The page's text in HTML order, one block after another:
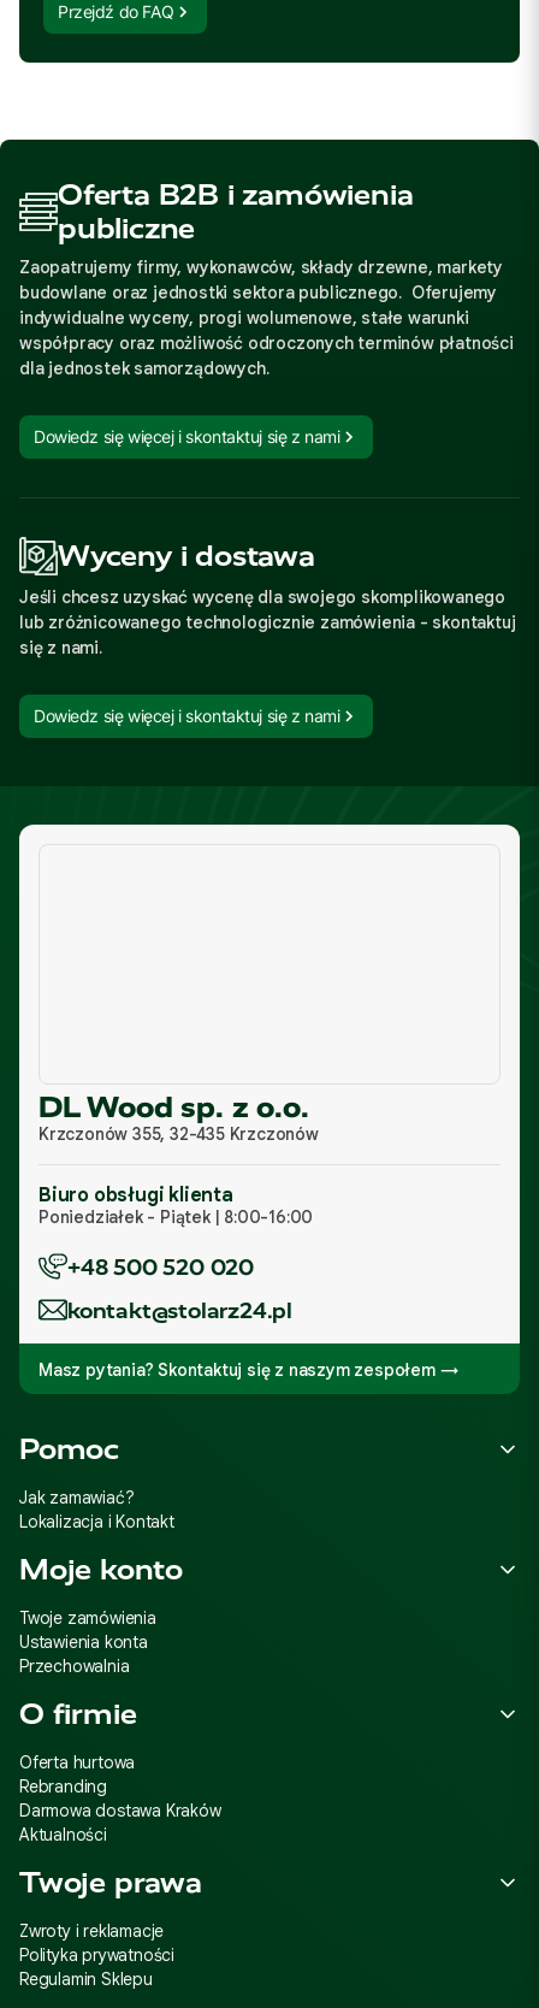
Przejdź do FAQ
Oferta B2B i zamówienia
publiczne
Zaopatrujemy firmy, wykonawców, składy drzewne, markety
budowlane oraz jednostki sektora publicznego. Oferujemy
indywidualne wyceny, progi wolumenowe, stałe warunki
współpracy oraz możliwość odroczonych terminów płatności
dla jednostek samorządowych.
Dowiedz się więcej i skontaktuj się z nami
Wyceny i dostawa
Jeśli chcesz uzyskać wycenę dla swojego skomplikowanego
lub zróżnicowanego technologicznie zamówienia - skontaktuj
się z nami.
Dowiedz się więcej i skontaktuj się z nami
DL Wood sp. z o.o.
Krzczonów 355, 32-435 Krzczonów
Biuro obsługi klienta
Poniedziałek - Piątek | 8:00-16:00
+48 500 520 020
kontakt@stolarz24.pl
Masz pytania? Skontaktuj się z naszym zespołem →
Linki w stopce
Pomoc
Jak zamawiać?
Lokalizacja i Kontakt
Moje konto
Twoje zamówienia
Ustawienia konta
Przechowalnia
O firmie
Oferta hurtowa
Rebranding
Darmowa dostawa Kraków
Aktualności
Twoje prawa
Zwroty i reklamacje
Polityka prywatności
Regulamin Sklepu